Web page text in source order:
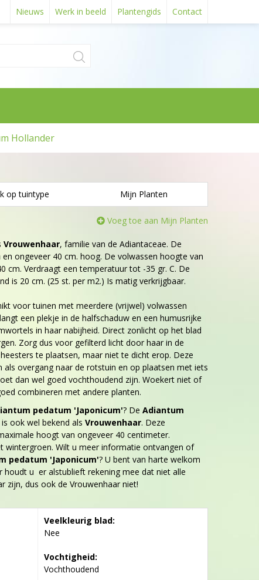
Nieuws Werk in beeld Plantengids Contact
Hollander
op tuintype Mijn Planten
Voeg toe aan Mijn Planten
Vrouwenhaar, familie van de Adiantaceae. De
ongeveer 40 cm. hoog. De volwassen hoogte van
cm. Verdraagt een temperatuur tot -35 gr. C. De
is 20 cm. (25 st. per m2.) Is matig verkrijgbaar.
voor tuinen met meerdere (vrijwel) volwassen
een plekje in de halfschaduw en een humusrijke
in haar nabijheid. Direct zonlicht op het blad
Zorg dus voor gefilterd licht door haar in de
te plaatsen, maar niet te dicht erop. Deze
als overgang naar de rotstuin en op plaatsen met iets
dan wel goed vochthoudend zijn. Woekert niet of
combineren met andere planten.
pedatum 'Japonicum'? De Adiantum
is ook wel bekend als Vrouwenhaar. Deze
hoogt van ongeveer 40 centimeter.
wintergroen. Wilt u meer informatie ontvangen of
pedatum 'Japonicum'? U bent van harte welkom
houdt u er alstublieft rekening mee dat niet alle
zijn, dus ook de Vrouwenhaar niet!
Veelkleurig blad:
Nee
Vochtigheid:
Vochthoudend